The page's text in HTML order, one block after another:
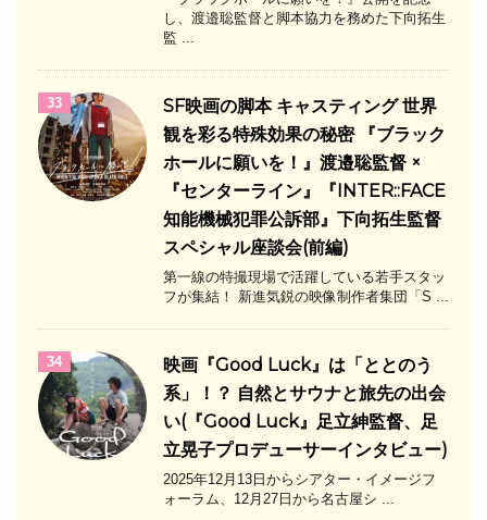
し、渡邉聡監督と脚本協力を務めた下向拓生
監 ...
33
SF映画の脚本 キャスティング 世界
観を彩る特殊効果の秘密 『ブラック
ホールに願いを！』渡邉聡監督 ×
『センターライン』『INTER::FACE
知能機械犯罪公訴部』下向拓生監督
スペシャル座談会(前編)
第一線の特撮現場で活躍している若手スタッ
フが集結！ 新進気鋭の映像制作者集団「S ...
34
映画『Good Luck』は「ととのう
系」！？ 自然とサウナと旅先の出会
い(『Good Luck』足立紳監督、足
立晃子プロデューサーインタビュー)
2025年12月13日からシアター・イメージフ
ォーラム、12月27日から名古屋シ ...